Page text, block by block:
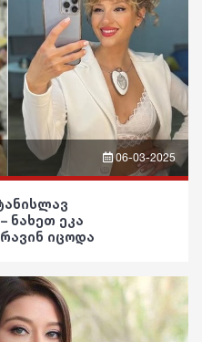
06-03-2025
ნახეთ ეკა
იცოდა